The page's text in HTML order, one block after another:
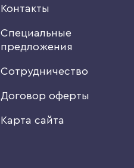
Контакты
Специальные
предложения
Сотрудничество
Договор оферты
Карта сайта